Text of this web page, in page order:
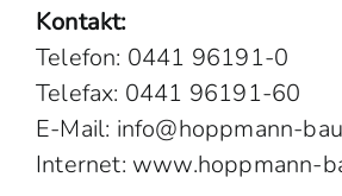
Kontakt:
Telefon: 0441 96191-0
Telefax: 0441 96191-60
E-Mail: info@hoppmann-
Internet: www.hoppmann-